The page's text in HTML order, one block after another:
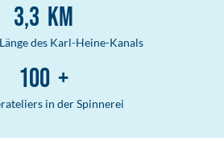
3,3 km
des Karl-Heine-Kanals
100 +
in der Spinnerei